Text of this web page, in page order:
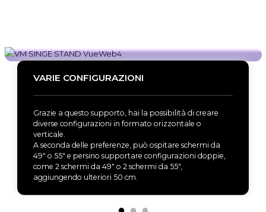
VARIE CONFIGURAZIONI
Grazie a questo supporto, hai la possibilità di creare
diverse configurazioni in formato orizzontale o
verticale.
A seconda delle preferenze, può ospitare schermi da
49" o 55" e persino supportare configurazioni doppie,
come 2 schermi da 49" o 2 schermi da 55",
aggiungendo ulteriori 50 cm.